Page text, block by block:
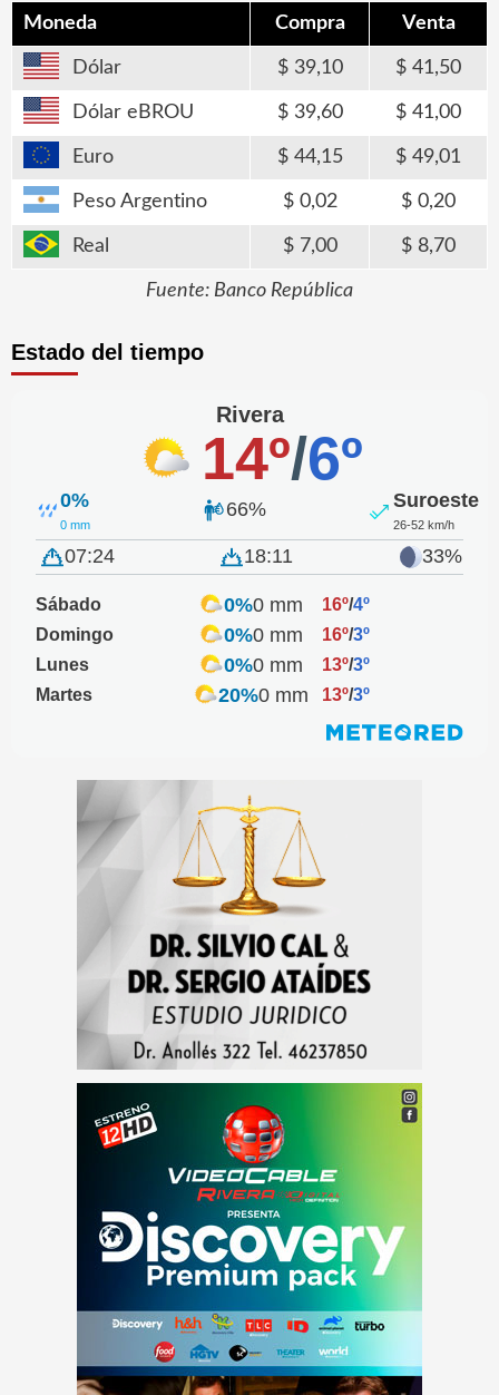
Moneda Compra Venta
Dólar 39,10 41,50
Dólar eBROU 39,60 41,00
Euro 44,15 49,01
Peso Argentino 0,02 0,20
Real 7,00 8,70
Fuente: Banco República
Estado del tiempo
Rivera
14º/6º
0%
0 mm
66% Suroeste
26-52 km/h
07:24 18:11 33%
Sábado 0%0 mm 16º/4º
Domingo
0%0 mm 16º/3º
Lunes
0%0 mm 13º/3º
Martes
20%0 mm 13º/3º